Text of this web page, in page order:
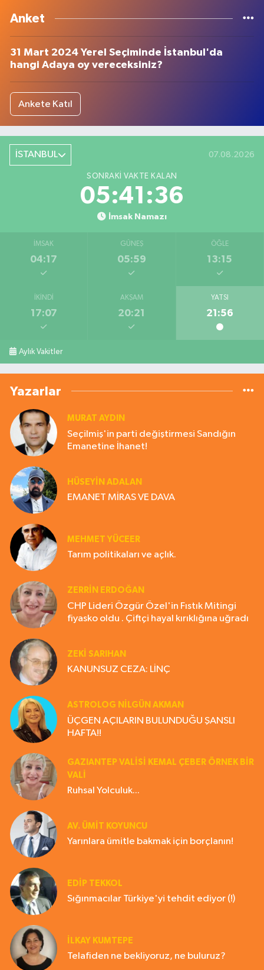
Anket
31 Mart 2024 Yerel Seçiminde İstanbul'da
hangi Adaya oy vereceksiniz?
Ankete Katıl
İSTANBUL 07.08.2026
SONRAKI VAKTE KALAN
05:41:35
İmsak Namazı
İMSAK
04:17
GÜNEŞ
05:59
ÖĞLE
13:15
İKINDI
17:07
AKŞAM
20:21
YATSI
21:56
Aylık Vakitler
Yazarlar
MURAT AYDIN
Seçilmiş'in parti değiştirmesi Sandığın
Emanetine İhanet!
HÜSEYIN ADALAN
EMANET MİRAS VE DAVA
MEHMET YÜCEER
Tarım politikaları ve açlık.
ZERRIN ERDOĞAN
CHP Lideri Özgür Özel'in Fıstık Mitingi
fiyasko oldu . Çiftçi hayal kırıklığına uğradı
ZEKI SARIHAN
KANUNSUZ CEZA: LİNÇ
ASTROLOG NILGÜN AKMAN
ÜÇGEN AÇILARIN BULUNDUĞU ŞANSLI
HAFTA!!
GAZIANTEP VALISI KEMAL ÇEBER ÖRNEK BİR
VALİ
Ruhsal Yolculuk...
AV. ÜMIT KOYUNCU
Yarınlara ümitle bakmak için borçlanın!
EDIP TEKKOL
Sığınmacılar Türkiye'yi tehdit ediyor (!)
İLKAY KUMTEPE
Telafiden ne bekliyoruz, ne buluruz?